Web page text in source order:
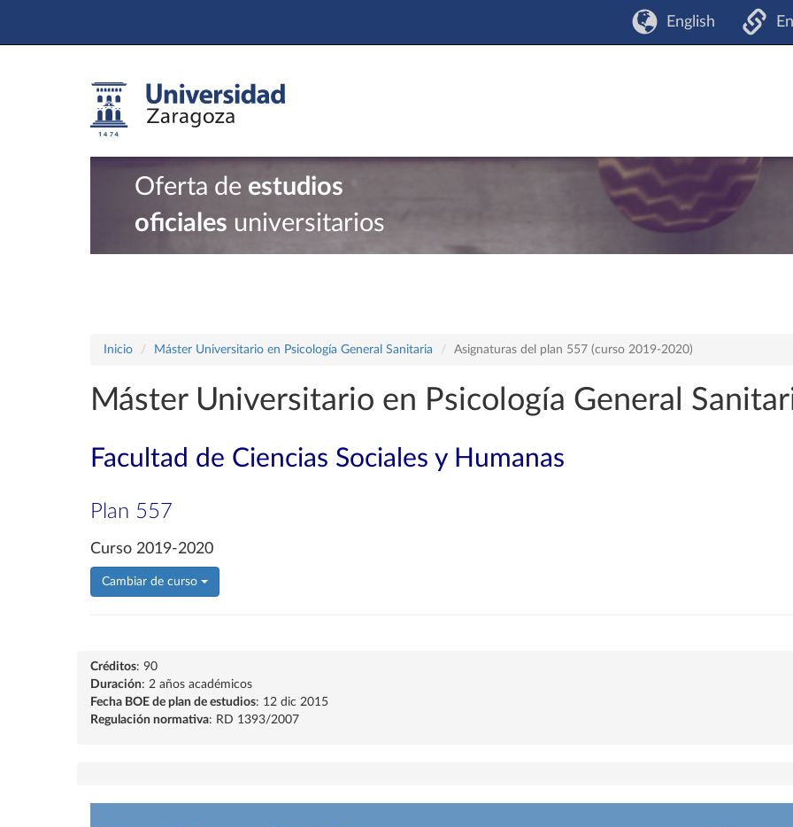
English
Oferta de estudios
oficiales universitarios
Inicio Máster Universitario en Psicología General Sanitaria Asignaturas del plan 557 (curso 2019-2020)
Máster Universitario en Psicología General
Facultad de Ciencias Sociales y Humanas
Plan 557
Curso 2019-2020
Cambiar de curso
Créditos: 90
Duración: 2 años académicos
Fecha BOE de plan de estudios: 12 dic 2015
Regulación normativa: RD 1393/2007